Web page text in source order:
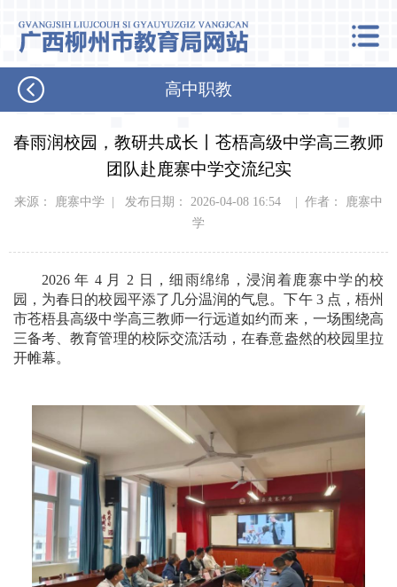
高中职教
春雨润校园，教研共成长丨苍梧高级中学高三教师
团队赴鹿寨中学交流纪实
来源： 鹿寨中学 | 发布日期： 2026-04-08 16:54 | 作者： 鹿寨中
学
2026 年 4 月 2 日，细雨绵绵，浸润着鹿寨中学的校
园，为春日的校园平添了几分温润的气息。下午 3 点，梧州
市苍梧县高级中学高三教师一行远道如约而来，一场围绕高
三备考、教育管理的校际交流活动，在春意盎然的校园里拉
开帷幕。